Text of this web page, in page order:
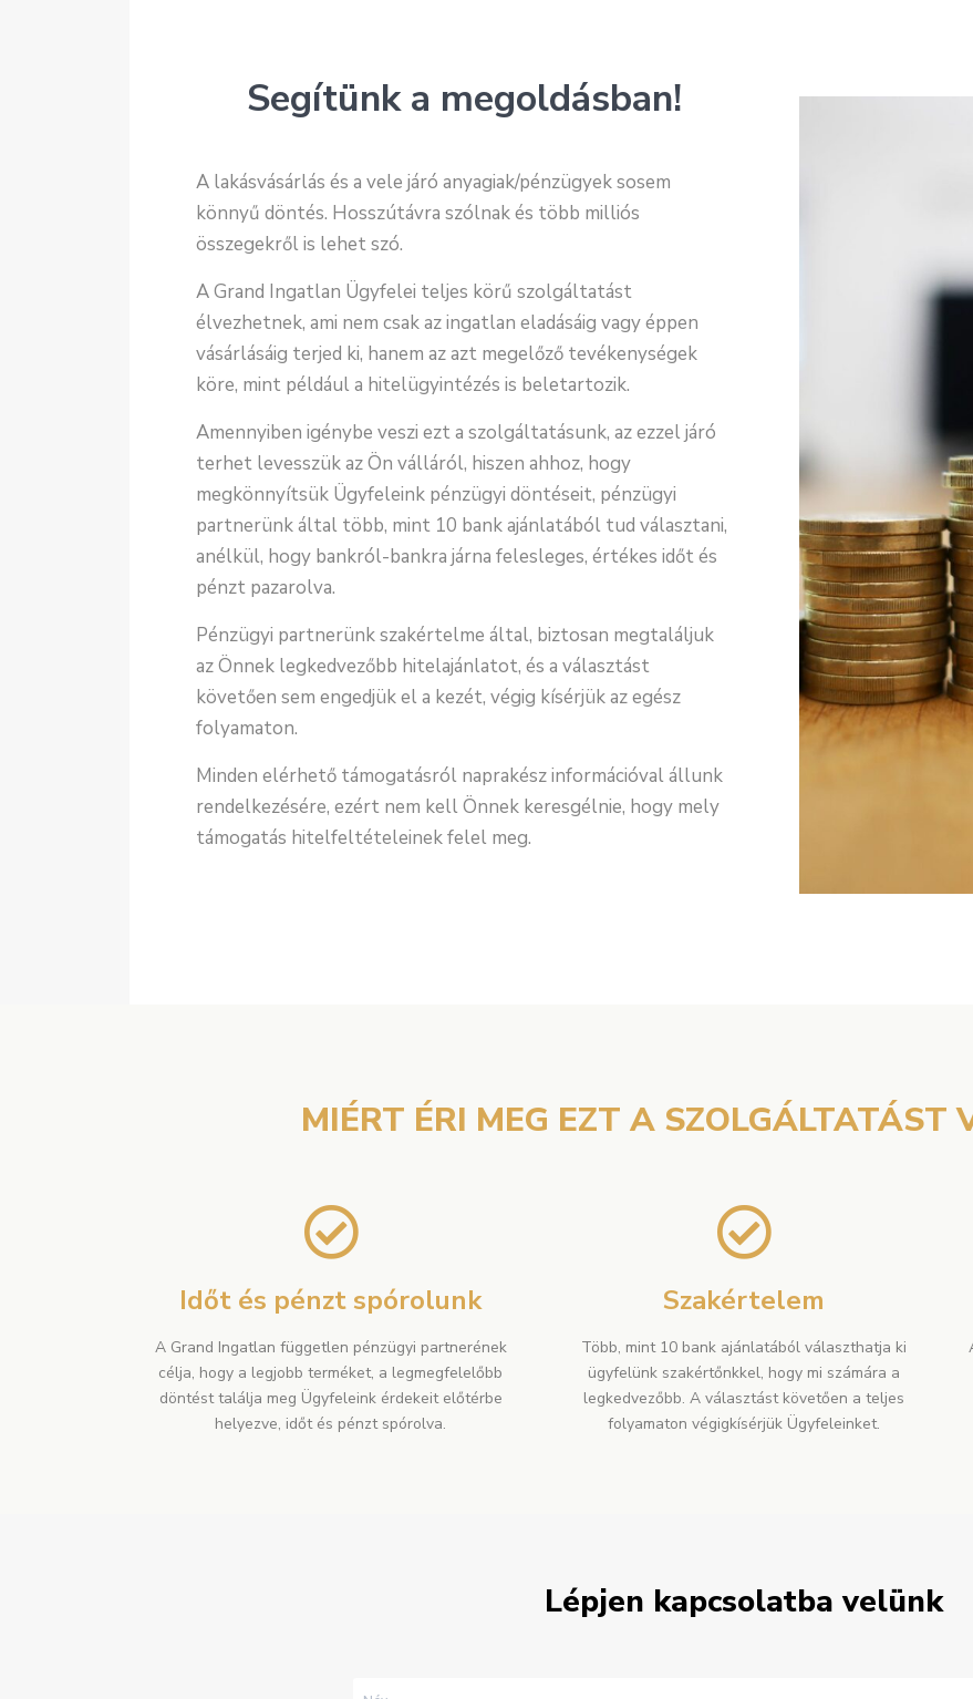
Segítünk a megoldásban!
A lakásvásárlás és a vele járó anyagiak/pénzügyek sosem
könnyű döntés. Hosszútávra szólnak és több milliós
összegekről is lehet szó.
A Grand Ingatlan Ügyfelei teljes körű szolgáltatást
élvezhetnek, ami nem csak az ingatlan eladásáig vagy éppen
vásárlásáig terjed ki, hanem az azt megelőző tevékenységek
köre, mint például a hitelügyintézés is beletartozik.
Amennyiben igénybe veszi ezt a szolgáltatásunk, az ezzel járó
terhet levesszük az Ön válláról, hiszen ahhoz, hogy
megkönnyítsük Ügyfeleink pénzügyi döntéseit, pénzügyi
partnerünk által több, mint 10 bank ajánlatából tud választani,
anélkül, hogy bankról-bankra járna felesleges, értékes időt és
pénzt pazarolva.
Pénzügyi partnerünk szakértelme által, biztosan megtaláljuk
az Önnek legkedvezőbb hitelajánlatot, és a választást
követően sem engedjük el a kezét, végig kísérjük az egész
folyamaton.
Minden elérhető támogatásról naprakész információval állunk
rendelkezésére, ezért nem kell Önnek keresgélnie, hogy mely
támogatás hitelfeltételeinek felel meg.
MIÉRT ÉRI MEG EZT A SZOLGÁLTATÁST
Időt és pénzt spórolunk​
A Grand Ingatlan független pénzügyi partnerének
célja, hogy a legjobb terméket, a legmegfelelőbb
döntést találja meg Ügyfeleink érdekeit előtérbe
helyezve, időt és pénzt spórolva.
Szakértelem
Több, mint 10 bank ajánlatából választhatja ki
ügyfelünk szakértőnkkel, hogy mi számára a
legkedvezőbb. A választást követően a teljes
folyamaton végigkísérjük Ügyfeleinket.
Lépjen kapcsolatba velünk